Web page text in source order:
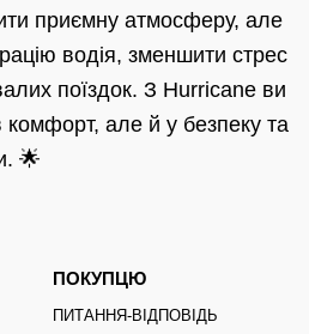
приємну атмосферу, але
водія, зменшити стрес
поїздок. З Hurricane ви
комфорт, але й у безпеку та
🌟
ПОКУПЦЮ
ПИТАННЯ-ВІДПОВІДЬ